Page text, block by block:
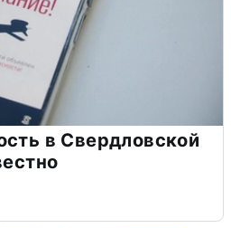
в Свердловской